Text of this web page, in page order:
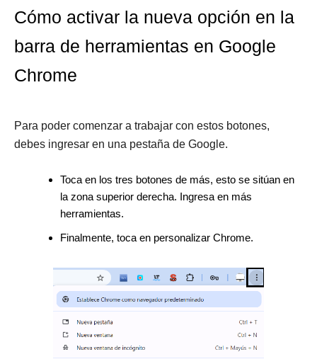
Cómo activar la nueva opción en la
barra de herramientas en Google
Chrome
Para poder comenzar a trabajar con estos botones,
debes ingresar en una pestaña de Google.
Toca en los tres botones de más, esto se sitúan en
la zona superior derecha. Ingresa en más
herramientas.
Finalmente, toca en personalizar Chrome.